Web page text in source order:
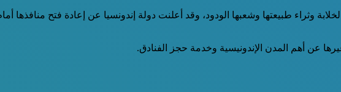
وثراء طبيعتها وشعبها الودود، وقد أعلنت دولة إندونسيا عن إعادة فتح منافذها
عن أهم المدن الإندونيسية وخدمة حجز الفنادق.